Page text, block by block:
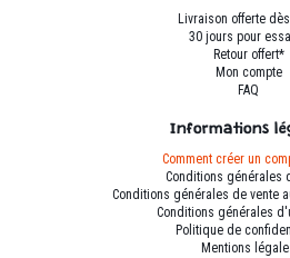
produit
Livraison offerte
30 jours pour
Retour offert*
Mon compte
FAQ
Informations
Comment créer un
Conditions générales
Conditions générales de vente
Conditions générales
Politique de
Mentions